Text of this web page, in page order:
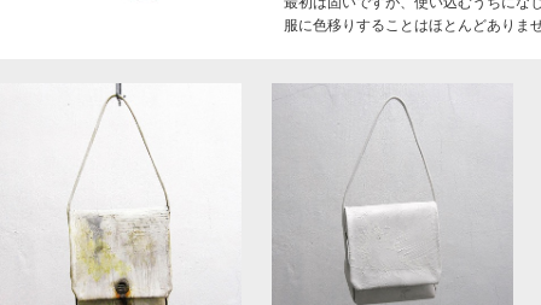
服に色移りすることはほとんどありま